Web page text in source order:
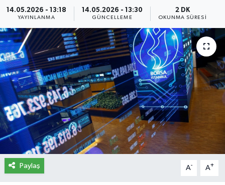
14.05.2026 - 13:18
YAYINLANMA
14.05.2026 - 13:30
GÜNCELLEME
2 DK
OKUNMA SÜRESI
Paylaş A- A+
Künye
Yasal Uyarı